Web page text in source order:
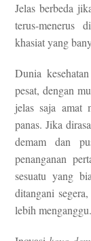
Jelas berbeda
terus-menerus
khasiat yang
Dunia
pesat, dengan
jelas saja amat
panas. Jika
demam dan
penanganan
sesuatu yang
ditangani
lebih menganggu.